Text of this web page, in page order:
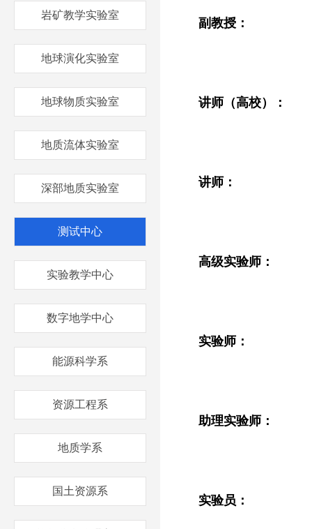
岩矿教学实验室
地球演化实验室
地球物质实验室
地质流体实验室
深部地质实验室
测试中心
实验教学中心
数字地学中心
能源科学系
资源工程系
地质学系
国土资源系
副教授：
讲师（高校）：
讲师：
高级实验师：
实验师：
助理实验师：
实验员：